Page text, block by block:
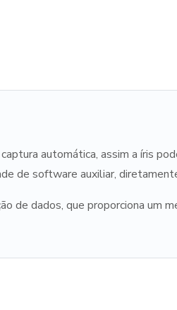
automática, assim a íris
de software auxiliar,
de dados, que proporciona um